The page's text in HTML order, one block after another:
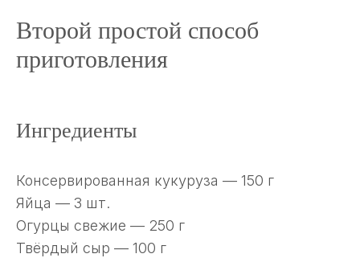
Второй простой способ
приготовления
Ингредиенты
Консервированная кукуруза — 150 г
Яйца — 3 шт.
Огурцы свежие — 250 г
Твёрдый сыр — 100 г